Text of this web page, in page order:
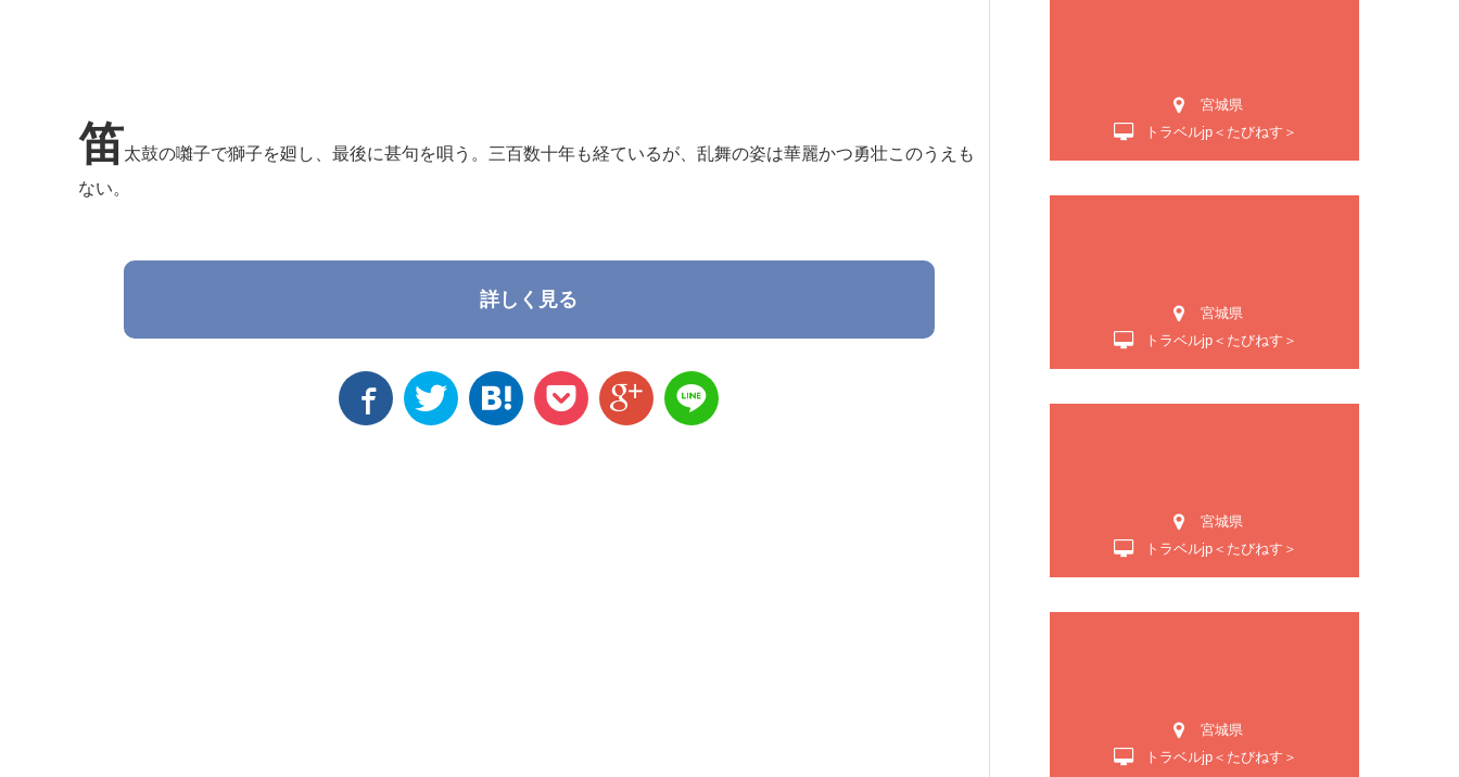
笛太鼓の囃子で獅子を廻し、最後に甚句を唄う。三百数十年も経ているが、乱舞の姿は華麗かつ勇壮このうえも
ない。
詳しく見る
宮城県
トラベルjp＜たびねす＞
宮城県
トラベルjp＜たびねす＞
宮城県
トラベルjp＜たびねす＞
宮城県
トラベルjp＜たびねす＞